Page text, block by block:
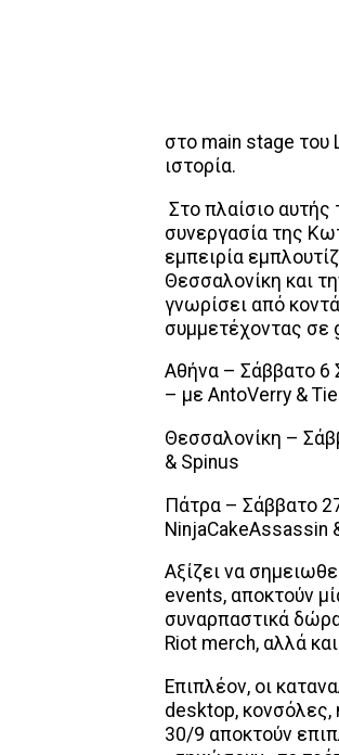
στο main stage του
ιστορία.
Στο πλαίσιο
συνεργασία της
εμπειρία
Θεσσαλονίκη και
γνωρίσει από
συμμετέχοντας σε
Αθήνα – Σάββατο 6
– με AntoVerry &
Θεσσαλονίκη –
& Spinus
Πάτρα – Σάββατο
NinjaCakeAssassin
Αξίζει να
events, αποκτούν
συναρπαστικά
Riot merch, αλλά
Επιπλέον, οι
desktop, κονσόλες,
30/9 αποκτούν